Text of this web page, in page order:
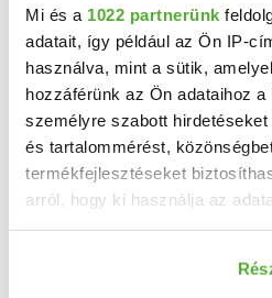
Mi és a 1022 partnerünk
adatait, így például az Ön IP-
használva, mint a sütik,
hozzáférünk az Ön adataihoz
személyre szabott
és tartalommérést,
termékfejlesztéseket
arról, hogy ki használja az
Információgyűjtés az Ön
Találj gyorsan
ingatlanodra!
Több százezer érdeklődőmár
Bankkártyás fizetés,korlátlan
pofonegyszerű hirdetésfeladás!